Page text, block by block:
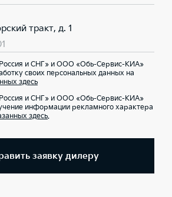
тракт, д. 1
и СНГ» и ООО «Обь-Сервис-КИА»
своих персональных данных на
здесь
и СНГ» и ООО «Обь-Сервис-КИА»
информации рекламного характера
здесь.
заявку дилеру